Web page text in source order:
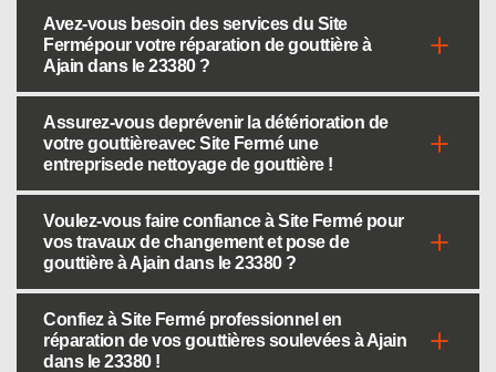
Avez-vous besoin des services du Site
Fermépour votre réparation de gouttière à
Ajain dans le 23380 ?
Assurez-vous deprévenir la détérioration de
votre gouttièreavec Site Fermé une
entreprisede nettoyage de gouttière !
Voulez-vous faire confiance à Site Fermé pour
vos travaux de changement et pose de
gouttière à Ajain dans le 23380 ?
Confiez à Site Fermé professionnel en
réparation de vos gouttières soulevées à Ajain
dans le 23380 !